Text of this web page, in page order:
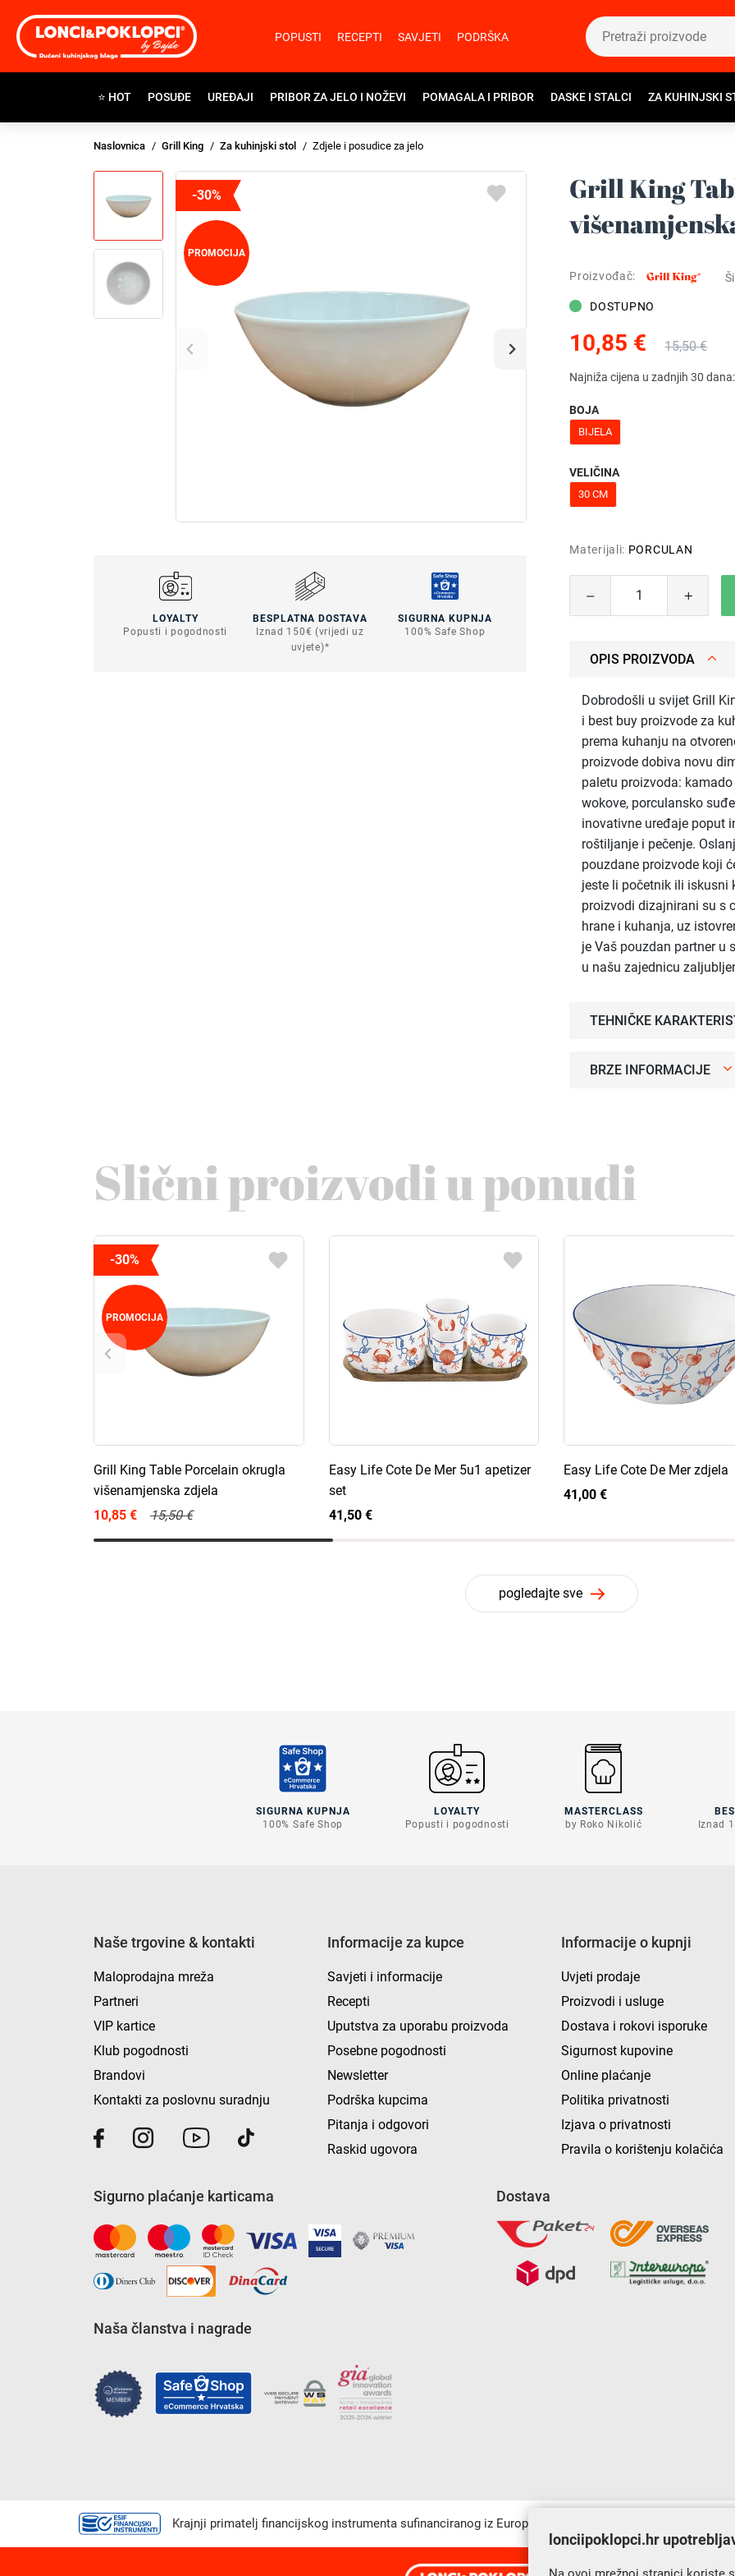
POPUSTI RECEPTI SAVJETI PODRŠKA
⭐ HOT POSUĐE UREĐAJI PRIBOR ZA JELO I NOŽEVI POMAGALA I PRIBOR DASKE I STALCI ZA KUHINJSKI
Naslovnica Grill King Za kuhinjski stol Zdjele i posudice za jelo
-30%
PROMOCIJA
LOYALTY
Popusti i pogodnosti
BESPLATNA DOSTAVA
Iznad 150€ (vrijedi uz
uvjete)*
SIGURNA KUPNJA
100% Safe Shop
Grill King
Proizvođač:
DOSTUPNO
10,85 € 15,50 €
Najniža cijena u zadnjih 30 dana:
BOJA
BIJELA
VELIČINA
30 CM
Materijali: PORCULAN
OPIS PROIZVODA
Dobrodošli u svijet Grill
i best buy proizvode za
prema kuhanju na
proizvode dobiva novu
paletu proizvoda:
wokove, porculansko
inovativne uređaje poput
roštiljanje i pečenje.
pouzdane proizvode koji
jeste li početnik ili iskusni
proizvodi dizajnirani su s
hrane i kuhanja, uz
je Vaš pouzdan partner u
u našu zajednicu
TEHNIČKE
BRZE INFORMACIJE
Slični proizvodi u ponudi
-30%
PROMOCIJA
Grill King Table Porcelain okrugla
višenamjenska zdjela
10,85 €
15,50 €
Easy Life Cote De Mer 5u1 apetizer
set
41,50 €
Easy Life Cote De Mer zdjela
41,00 €
pogledajte sve
SIGURNA KUPNJA
100% Safe Shop
LOYALTY
Popusti i pogodnosti
MASTERCLASS
by Roko Nikolić
Iznad
Naše trgovine & kontakti
Maloprodajna mreža
Partneri
VIP kartice
Klub pogodnosti
Brandovi
Kontakti za poslovnu suradnju
Informacije za kupce
Savjeti i informacije
Recepti
Uputstva za uporabu proizvoda
Posebne pogodnosti
Newsletter
Podrška kupcima
Pitanja i odgovori
Raskid ugovora
Informacije o kupnji
Uvjeti prodaje
Proizvodi i usluge
Dostava i rokovi isporuke
Sigurnost kupovine
Online plaćanje
Politika privatnosti
Izjava o privatnosti
Pravila o korištenju kolačića
Sigurno plaćanje karticama
Naša članstva i nagrade
Dostava
Krajnji primatelj financijskog instrumenta sufinanciranog iz Europskog fonda za regionalni razvoj u
lonciipoklopci.hr